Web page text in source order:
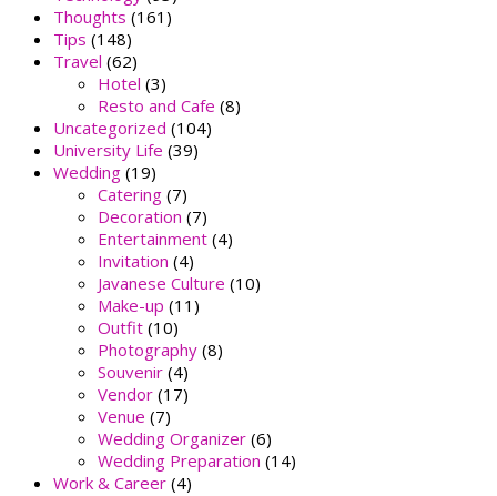
Thoughts (161)
Tips (148)
Travel (62)
Hotel (3)
Resto and Cafe (8)
Uncategorized (104)
University Life (39)
Wedding (19)
Catering (7)
Decoration (7)
Entertainment (4)
Invitation (4)
Javanese Culture (10)
Make-up (11)
Outfit (10)
Photography (8)
Souvenir (4)
Vendor (17)
Venue (7)
Wedding Organizer (6)
Wedding Preparation (14)
Work & Career (4)